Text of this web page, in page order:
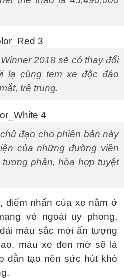
2018 sẽ có thay đổi
lạ cùng tem xe độc đáo
trẻ trung.
đạo cho phiên bản này
của những đường viền
phản, hòa hợp tuyệt
, điểm nhấn của xe nằm ở
vẻ ngoài uy phong,
màu sắc mới ấn tượng
màu xe đen mờ sẽ là
dẫn tạo nên sức hút khó